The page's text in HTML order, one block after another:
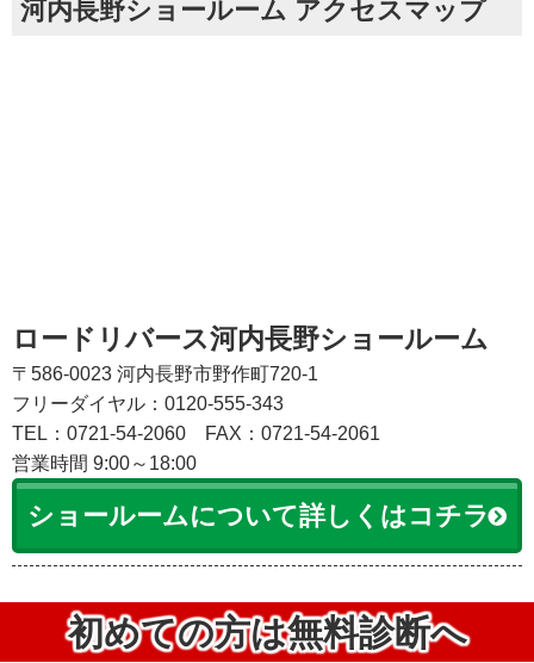
河内長野ショールーム アクセスマップ
ロードリバース河内長野ショールーム
〒586-0023 河内長野市野作町720-1
フリーダイヤル：0120-555-343
TEL：0721-54-2060
FAX：0721-54-2061
営業時間 9:00～18:00
ショールームについて詳しくはコチラ
初めての方は無料診断へ